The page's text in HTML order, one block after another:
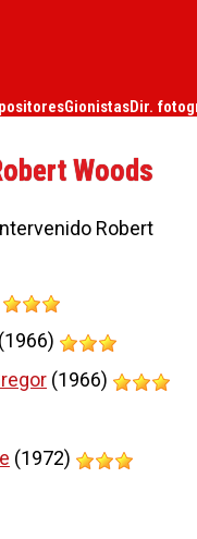
GionistasDir.
Woods
Robert
(1966)
(1966)
(1972)